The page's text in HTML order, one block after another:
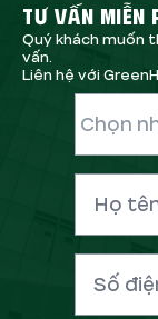
TƯ VẤN MIỄN
Quý khách muốn
vấn.
Liên hệ với